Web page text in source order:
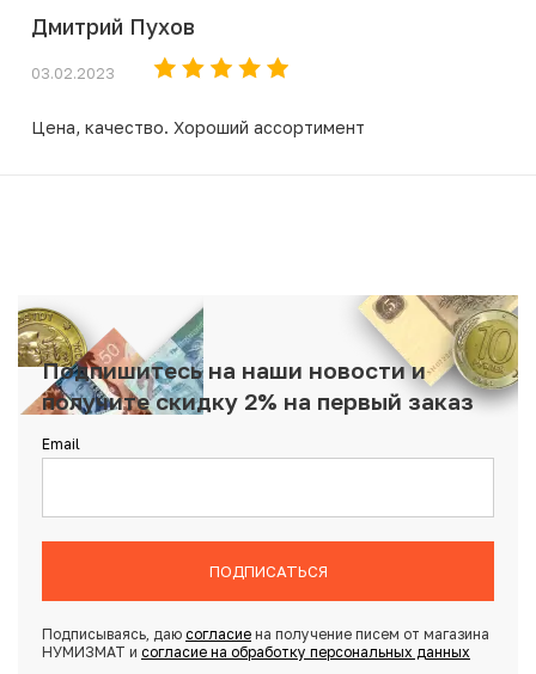
Дмитрий Пухов
03.02.2023
Цена, качество. Хороший ассортимент
Подпишитесь на наши новости и
получите скидку 2% на первый заказ
Email
ПОДПИСАТЬСЯ
Подписываясь, даю согласиена получение писем от магазина
НУМИЗМАТ и согласие на обработку персональных данных